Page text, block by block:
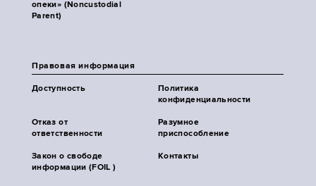
опеки» (Noncustodial
Parent)
Правовая информация
Доступность
Политика
конфиденциальности
Отказ от
ответственности
Разумное
приспособление
Закон о свободе
информации (FOIL )
Контакты